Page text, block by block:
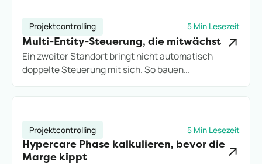
Projektcontrolling 5 Min Lesezeit
Multi-Entity-Steuerung, die mitwächst
Ein zweiter Standort bringt nicht automatisch
doppelte Steuerung mit sich. So bauen
die Wachstum trägt, statt es an Excel-Grenzen
Projektcontrolling 5 Min Lesezeit
Hypercare Phase kalkulieren, bevor die
Marge kippt